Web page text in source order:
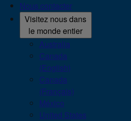
Nous contacter
Visitez nous dans
le monde entier
Australia
Canada
(English)
Canada
(Français)
México
United States